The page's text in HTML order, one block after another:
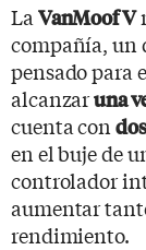
La VanMoof V
compañía, un
pensado para
alcanzaruna
cuenta con
en el buje de
controlador
aumentar
rendimiento.